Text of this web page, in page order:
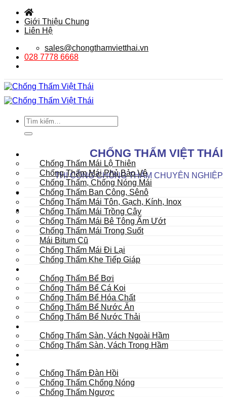
qua
Giới Thiệu Chung
Liên Hệ
sales@chongthamvietthai.vn
028 7778 6668
Tìm
kiếm:
CHỐNG THẤM VIỆT THÁI
THI CÔNG CHỐNG THẤM CHUYÊN NGHIỆP
Chống Thấm Mái Lộ Thiên
Chống Thấm Mái Phủ Bảo Vệ
Chống Thấm, Chống Nóng Mái
Chống Thấm Ban Công, Sênô
Chống Thấm Mái Tôn, Gạch, Kính, Inox
Chống Thấm Mái Trồng Cây
Chống Thấm Mái Bê Tông Ẩm Ướt
Chống Thấm Mái Trong Suốt
Mái Bitum Cũ
Chống Thấm Mái Đi Lại
Chống Thấm Khe Tiếp Giáp
Chống Thấm Bể Bơi
Chống Thấm Bể Cá Koi
Chống Thấm Bể Hóa Chất
Chống Thấm Bể Nước Ăn
Chống Thấm Bể Nước Thải
Chống Thấm Sàn, Vách Ngoài Hầm
Chống Thấm Sàn, Vách Trong Hầm
Chống Thấm Đàn Hồi
Chống Thấm Chống Nóng
Chống Thấm Ngược